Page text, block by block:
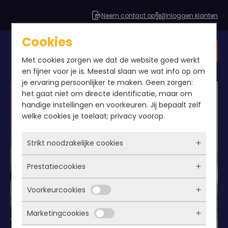
Neem contact op Inloggen klanten
Cookies
Met cookies zorgen we dat de website goed werkt
en fijner voor je is. Meestal slaan we wat info op om
je ervaring persoonlijker te maken. Geen zorgen:
het gaat niet om directe identificatie, maar om
handige instellingen en voorkeuren. Jij bepaalt zelf
welke cookies je toelaat; privacy voorop.
Strikt noodzakelijke cookies
Deze cookies zorgen ervoor dat de website
überhaupt werkt. Ze zijn dus altijd actief en
kunnen niet worden uitgezet. Meestal worden
ze alleen geplaatst als jij iets doet, zoals
inloggen, een formulier invullen of je
Prestatiecookies
Met deze cookies zien we hoe vaak onze site
bezocht wordt, waar bezoekers vandaan
komen en welke pagina’s populair zijn. Zo
Voorkeurcookies
Deze cookies onthouden jouw voorkeuren.
Marketingcookies